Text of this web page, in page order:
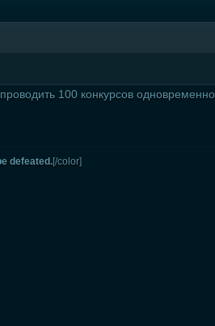
100 конкурсов одновременно.
defeated.[/color]